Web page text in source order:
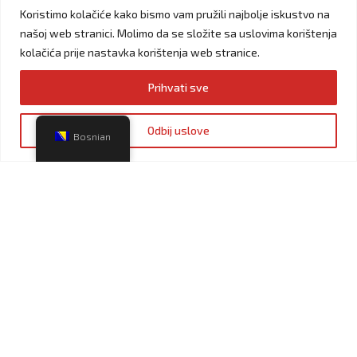
Koristimo kolačiće kako bismo vam pružili najbolje iskustvo na
našoj web stranici. Molimo da se složite sa uslovima korištenja
kolačića prije nastavka korištenja web stranice.
Odbij uslove
Prihvati sve
Dokumenti
Banke
Logotipi
MOBILNE APLIKACIJE
Preuzmite HIFA PETROL mobilnu aplikaciju te lakše imajte
Bosnian